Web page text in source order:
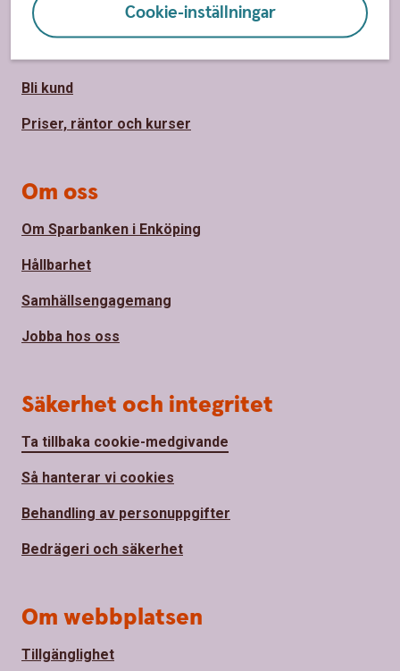
Cookie-inställningar
Spärrhjälp 08-411 10 11
Bli kund
Priser, räntor och kurser
Om oss
Om Sparbanken i Enköping
Hållbarhet
Samhällsengagemang
Jobba hos oss
Säkerhet och integritet
Ta tillbaka cookie-medgivande
Så hanterar vi cookies
Behandling av personuppgifter
Bedrägeri och säkerhet
Om webbplatsen
Tillgänglighet